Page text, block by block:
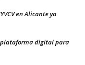
en Alicante ya
plataforma digital para